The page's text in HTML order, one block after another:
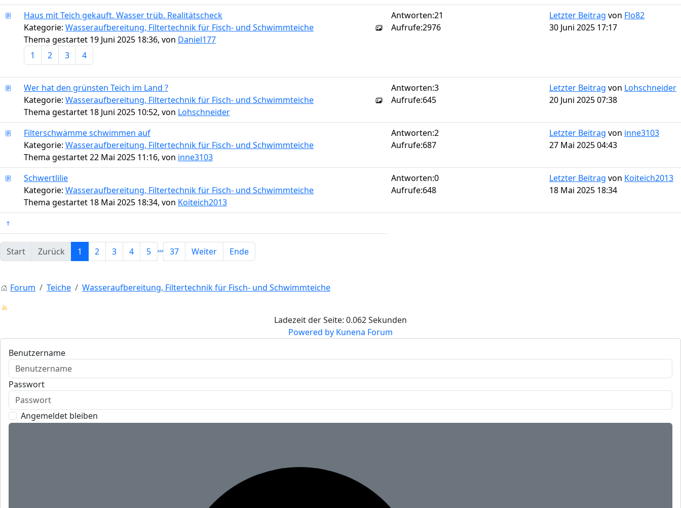
Haus mit Teich gekauft. Wasser trüb. Realitätscheck
Kategorie: Wasseraufbereitung, Filtertechnik für Fisch- und Schwimmteiche
Thema gestartet 19 Juni 2025 18:36, von Daniel177
1
2 3 4
Antworten:21
Aufrufe:2976
Letzter Beitrag von Flo82
30 Juni 2025 17:17
Wer hat den grünsten Teich im Land ?
Kategorie: Wasseraufbereitung, Filtertechnik für Fisch- und Schwimmteiche
Thema gestartet 18 Juni 2025 10:52, von Lohschneider
Antworten:3
Aufrufe:645
Letzter Beitrag von Lohschneider
20 Juni 2025 07:38
Filterschwämme schwimmen auf
Kategorie: Wasseraufbereitung, Filtertechnik für Fisch- und Schwimmteiche
Thema gestartet 22 Mai 2025 11:16, von inne3103
Antworten:2
Aufrufe:687
Letzter Beitrag von inne3103
27 Mai 2025 04:43
Schwertlilie
Kategorie: Wasseraufbereitung, Filtertechnik für Fisch- und Schwimmteiche
Thema gestartet 18 Mai 2025 18:34, von Koiteich2013
Antworten:0
Aufrufe:648
Letzter Beitrag von Koiteich2013
18 Mai 2025 18:34
Start Zurück 1 2 3 4 5 ... 37 Weiter Ende
Forum Teiche Wasseraufbereitung, Filtertechnik für Fisch- und Schwimmteiche
Ladezeit der Seite: 0.062 Sekunden
Powered by Kunena Forum
Benutzername
Passwort
Angemeldet bleiben